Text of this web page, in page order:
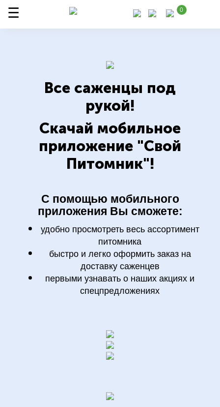
0
Все саженцы под
рукой!
Скачай мобильное
приложение "Свой
Питомник"!
С помощью мобильного
приложения Вы сможете:
удобно просмотреть весь ассортимент
питомника
быстро и легко оформить заказ на
доставку саженцев
первыми узнавать о наших акциях и
спецпредложениях